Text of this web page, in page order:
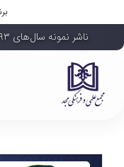
ناشر نمونه سال‌های ۱۳۹۳ و ۱۳۹۴ و ۱۳۹۷ جمهوری اسلامی ایران